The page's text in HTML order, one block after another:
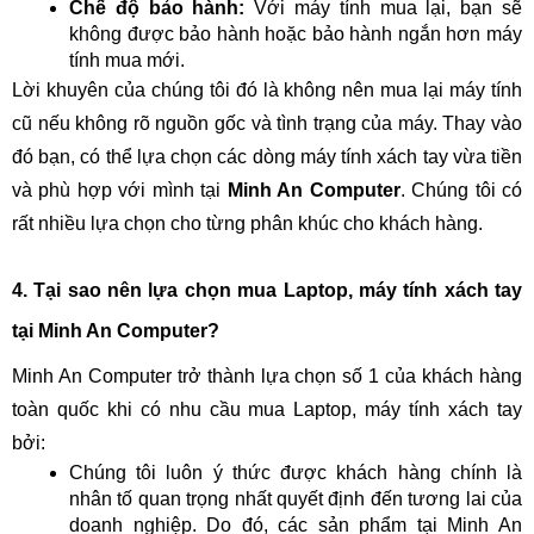
Chế độ bảo hành: Với máy tính mua lại, bạn sẽ
không được bảo hành hoặc bảo hành ngắn hơn máy
tính mua mới.
Lời khuyên của chúng tôi đó là không nên mua lại máy tính
cũ nếu không rõ nguồn gốc và tình trạng của máy. Thay vào
đó bạn, có thể lựa chọn các dòng máy tính xách tay vừa tiền
và phù hợp với mình tại Minh An Computer. Chúng tôi có
rất nhiều lựa chọn cho từng phân khúc cho khách hàng.
4. Tại sao nên lựa chọn mua Laptop, máy tính xách tay
tại Minh An Computer?
Minh An Computer trở thành lựa chọn số 1 của khách hàng
toàn quốc khi có nhu cầu mua Laptop, máy tính xách tay
bởi:
Chúng tôi luôn ý thức được khách hàng chính là
nhân tố quan trọng nhất quyết định đến tương lai của
doanh nghiệp. Do đó, các sản phẩm tại Minh An